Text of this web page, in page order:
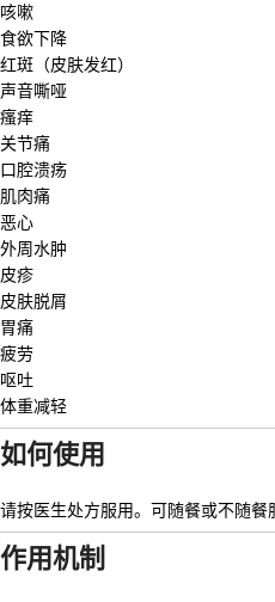
咳嗽
食欲下降
红斑（皮肤发红）
声音嘶哑
瘙痒
关节痛
口腔溃疡
肌肉痛
恶心
外周水肿
皮疹
皮肤脱屑
胃痛
疲劳
呕吐
体重减轻
如何使用
请按医生处方服用。可随餐或不随餐
作用机制